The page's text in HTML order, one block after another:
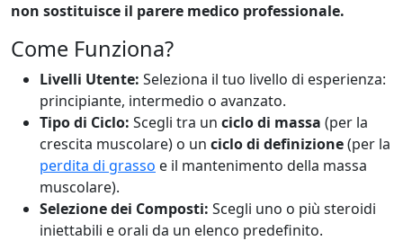
non sostituisce il parere medico professionale.
Come Funziona?
Livelli Utente: Seleziona il tuo livello di esperienza:
principiante, intermedio o avanzato.
Tipo di Ciclo: Scegli tra un ciclo di massa (per la
crescita muscolare) o un ciclo di definizione(per la
perdita di grasso e il mantenimento della massa
muscolare).
Selezione dei Composti: Scegli uno o più steroidi
iniettabili e orali da un elenco predefinito.